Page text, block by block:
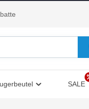
SALE